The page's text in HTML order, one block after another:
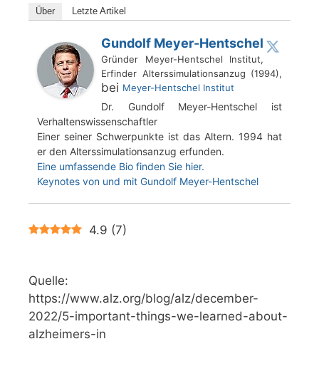
Über Letzte Artikel
Gundolf Meyer-Hentschel
Gründer Meyer-Hentschel Institut,
Erfinder Alterssimulationsanzug (1994),
bei Meyer-Hentschel Institut
Dr. Gundolf Meyer-Hentschel ist
Verhaltenswissenschaftler
Einer seiner Schwerpunkte ist das Altern. 1994 hat
er den Alterssimulationsanzug erfunden.
Eine umfassende Bio finden Sie hier.
Keynotes von und mit Gundolf Meyer-Hentschel
4.9 (7)
Quelle:
https://www.alz.org/blog/alz/december-
2022/5-important-things-we-learned-about-
alzheimers-in